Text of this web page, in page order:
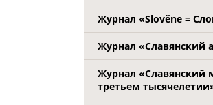
Журнал «Slověne =
Журнал «Славянский
Журнал «Славянский
третьем